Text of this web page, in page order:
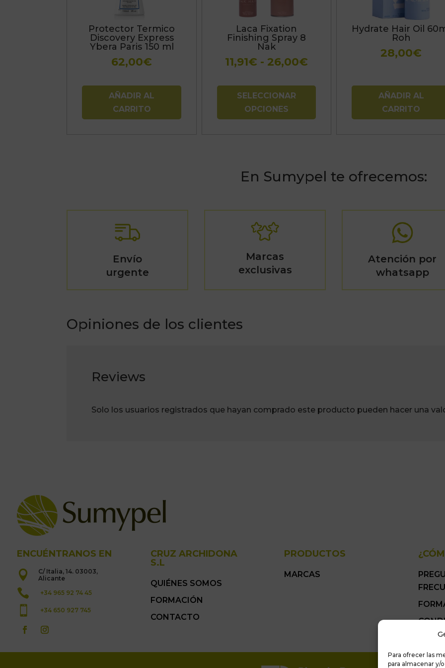
Para ofrecer las
para almacenar y/
Protector Termico
Discovery Express
Ybera Paris 150 ml
62,00€
AÑADIR AL
CARRITO
Laca Fixation
Finishing Spray 8
Nak
11,91€ - 26,00€Rango
precios:
SELECCIONAR
OPCIONES
pueden
elegir
en
producto
Hydrate Hair Oil
Roh
28,00€
AÑADIR AL
CARRITO
En Sumypel te ofrecemos:
Envío
urgente
Marcas
exclusivas
Atención por
whatsapp
Opiniones de los clientes
Reviews
Solo los usuarios registrados que hayan comprado este producto pueden hacer una
ENCUÉNTRANOS EN

C/ Italia, 14. 03003,
Alicante
 +34 965 92 74 45
 +34 650 927 745
CRUZ ARCHIDONA
S.L
QUIÉNES SOMOS
FORMACIÓN
CONTACTO
PRODUCTOS
MARCAS